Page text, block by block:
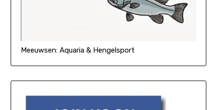
Meeuwsen: Aquaria & Hengelsport